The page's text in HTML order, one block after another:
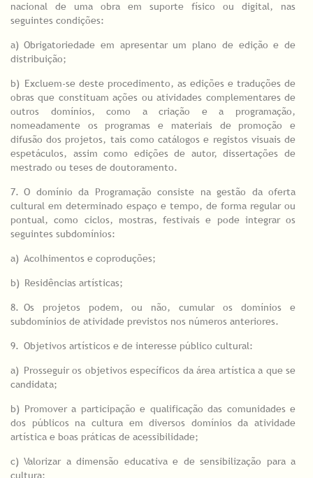
nacional de uma obra em suporte físico ou digital, nas
seguintes condições:
a) Obrigatoriedade em apresentar um plano de edição e de
distribuição;
b) Excluem-se deste procedimento, as edições e traduções de
obras que constituam ações ou atividades complementares de
outros domínios, como a criação e a programação,
nomeadamente os programas e materiais de promoção e
difusão dos projetos, tais como catálogos e registos visuais de
espetáculos, assim como edições de autor, dissertações de
mestrado ou teses de doutoramento.
7. O domínio da Programação consiste na gestão da oferta
cultural em determinado espaço e tempo, de forma regular ou
pontual, como ciclos, mostras, festivais e pode integrar os
seguintes subdomínios:
a) Acolhimentos e coproduções;
b) Residências artísticas;
8. Os projetos podem, ou não, cumular os domínios e
subdomínios de atividade previstos nos números anteriores.
9. Objetivos artísticos e de interesse público cultural:
a) Prosseguir os objetivos específicos da área artística a que se
candidata;
b) Promover a participação e qualificação das comunidades e
dos públicos na cultura em diversos domínios da atividade
artística e boas práticas de acessibilidade;
c) Valorizar a dimensão educativa e de sensibilização para a
cultura;